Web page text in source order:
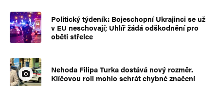
Politický týdeník: Bojeschopní Ukrajinci se už
v EU neschovají; Uhlíř žádá odškodnění pro
oběti střelce
Nehoda Filipa Turka dostává nový rozměr.
Klíčovou roli mohlo sehrát chybné značení